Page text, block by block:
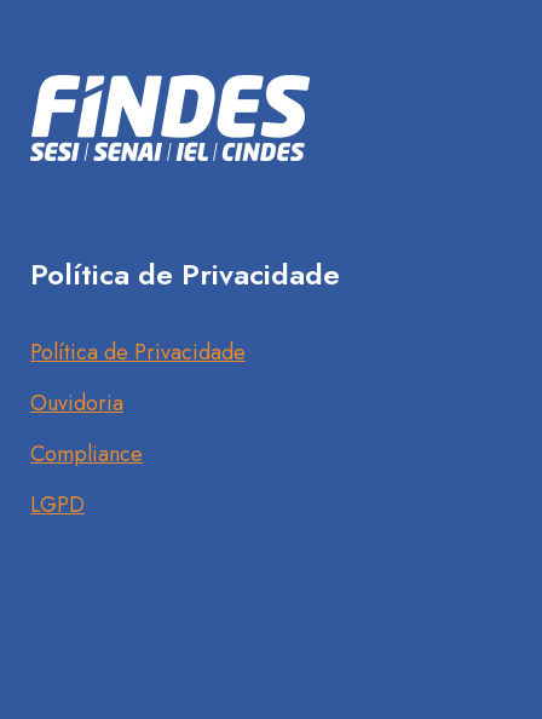
Política de Privacidade
Política de Privacidade
Ouvidoria
Compliance
LGPD